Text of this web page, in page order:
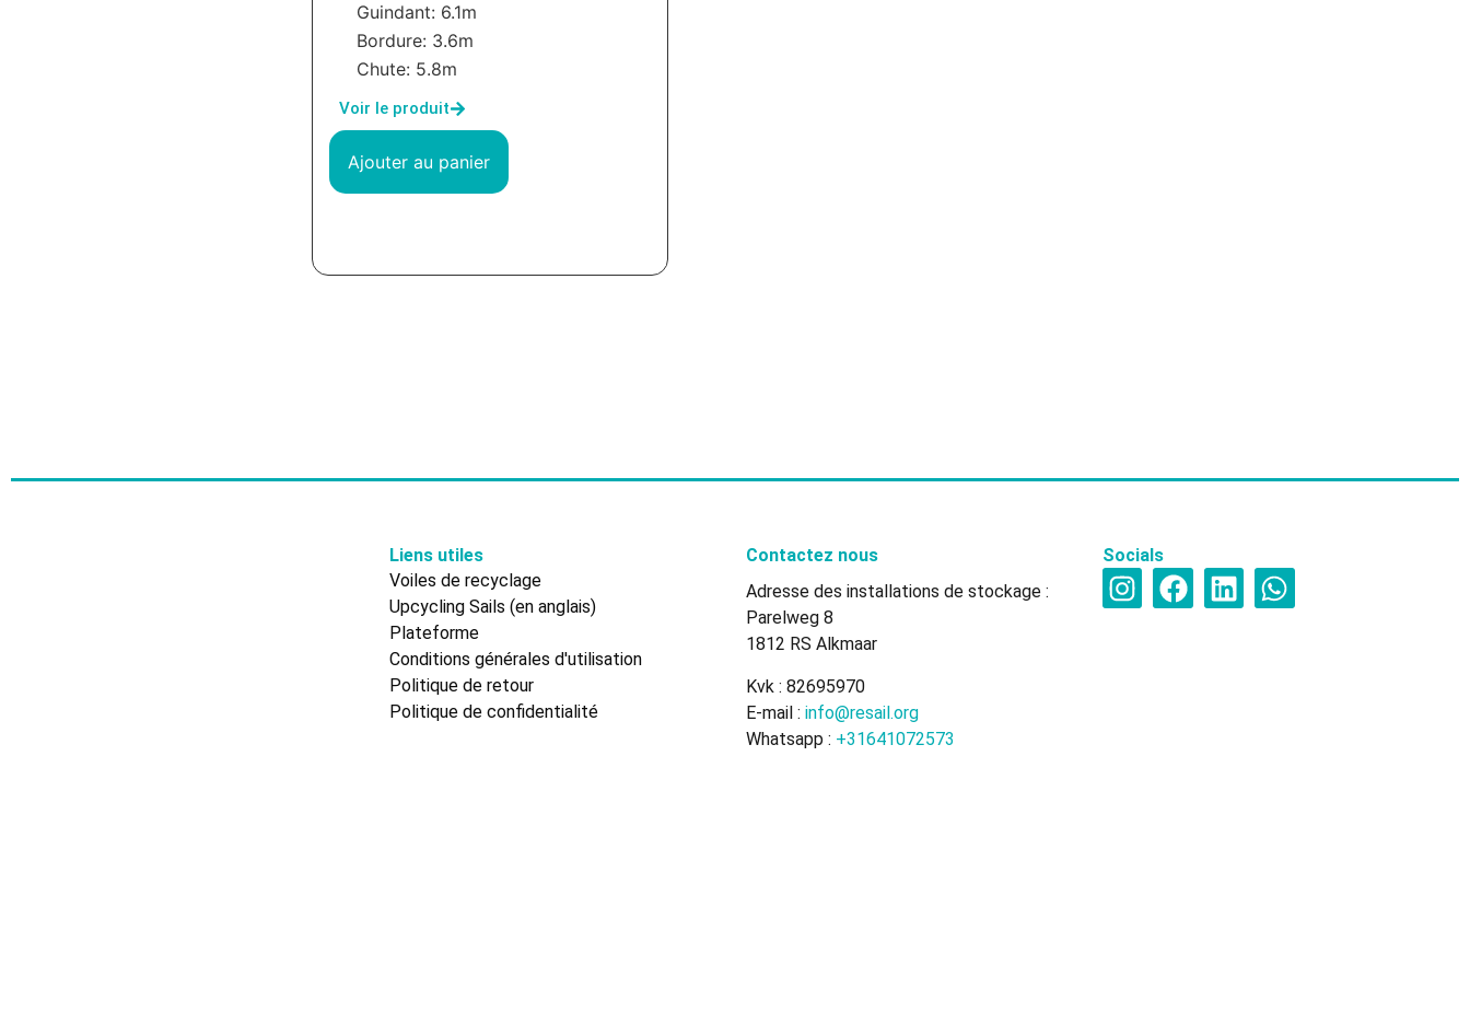
Guindant: 6.1m
Bordure: 3.6m
Chute: 5.8m
Voir le produit
Ajouter au panier
Liens utiles
Voiles de recyclage
Upcycling Sails (en anglais)
Plateforme
Conditions générales d'utilisation
Politique de retour
Politique de confidentialité
Contactez nous
Adresse des installations de stockage :
Parelweg 8
1812 RS Alkmaar
Kvk : 82695970
E-mail : info@resail.org
Whatsapp : +31641072573
Socials